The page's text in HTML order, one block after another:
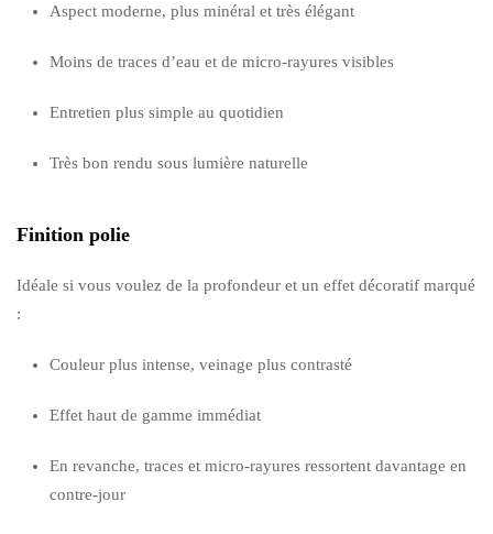
Aspect moderne, plus minéral et très élégant
Moins de traces d’eau et de micro-rayures visibles
Entretien plus simple au quotidien
Très bon rendu sous lumière naturelle
Finition polie
Idéale si vous voulez de la profondeur et un effet décoratif marqué
:
Couleur plus intense, veinage plus contrasté
Effet haut de gamme immédiat
En revanche, traces et micro-rayures ressortent davantage en
contre-jour